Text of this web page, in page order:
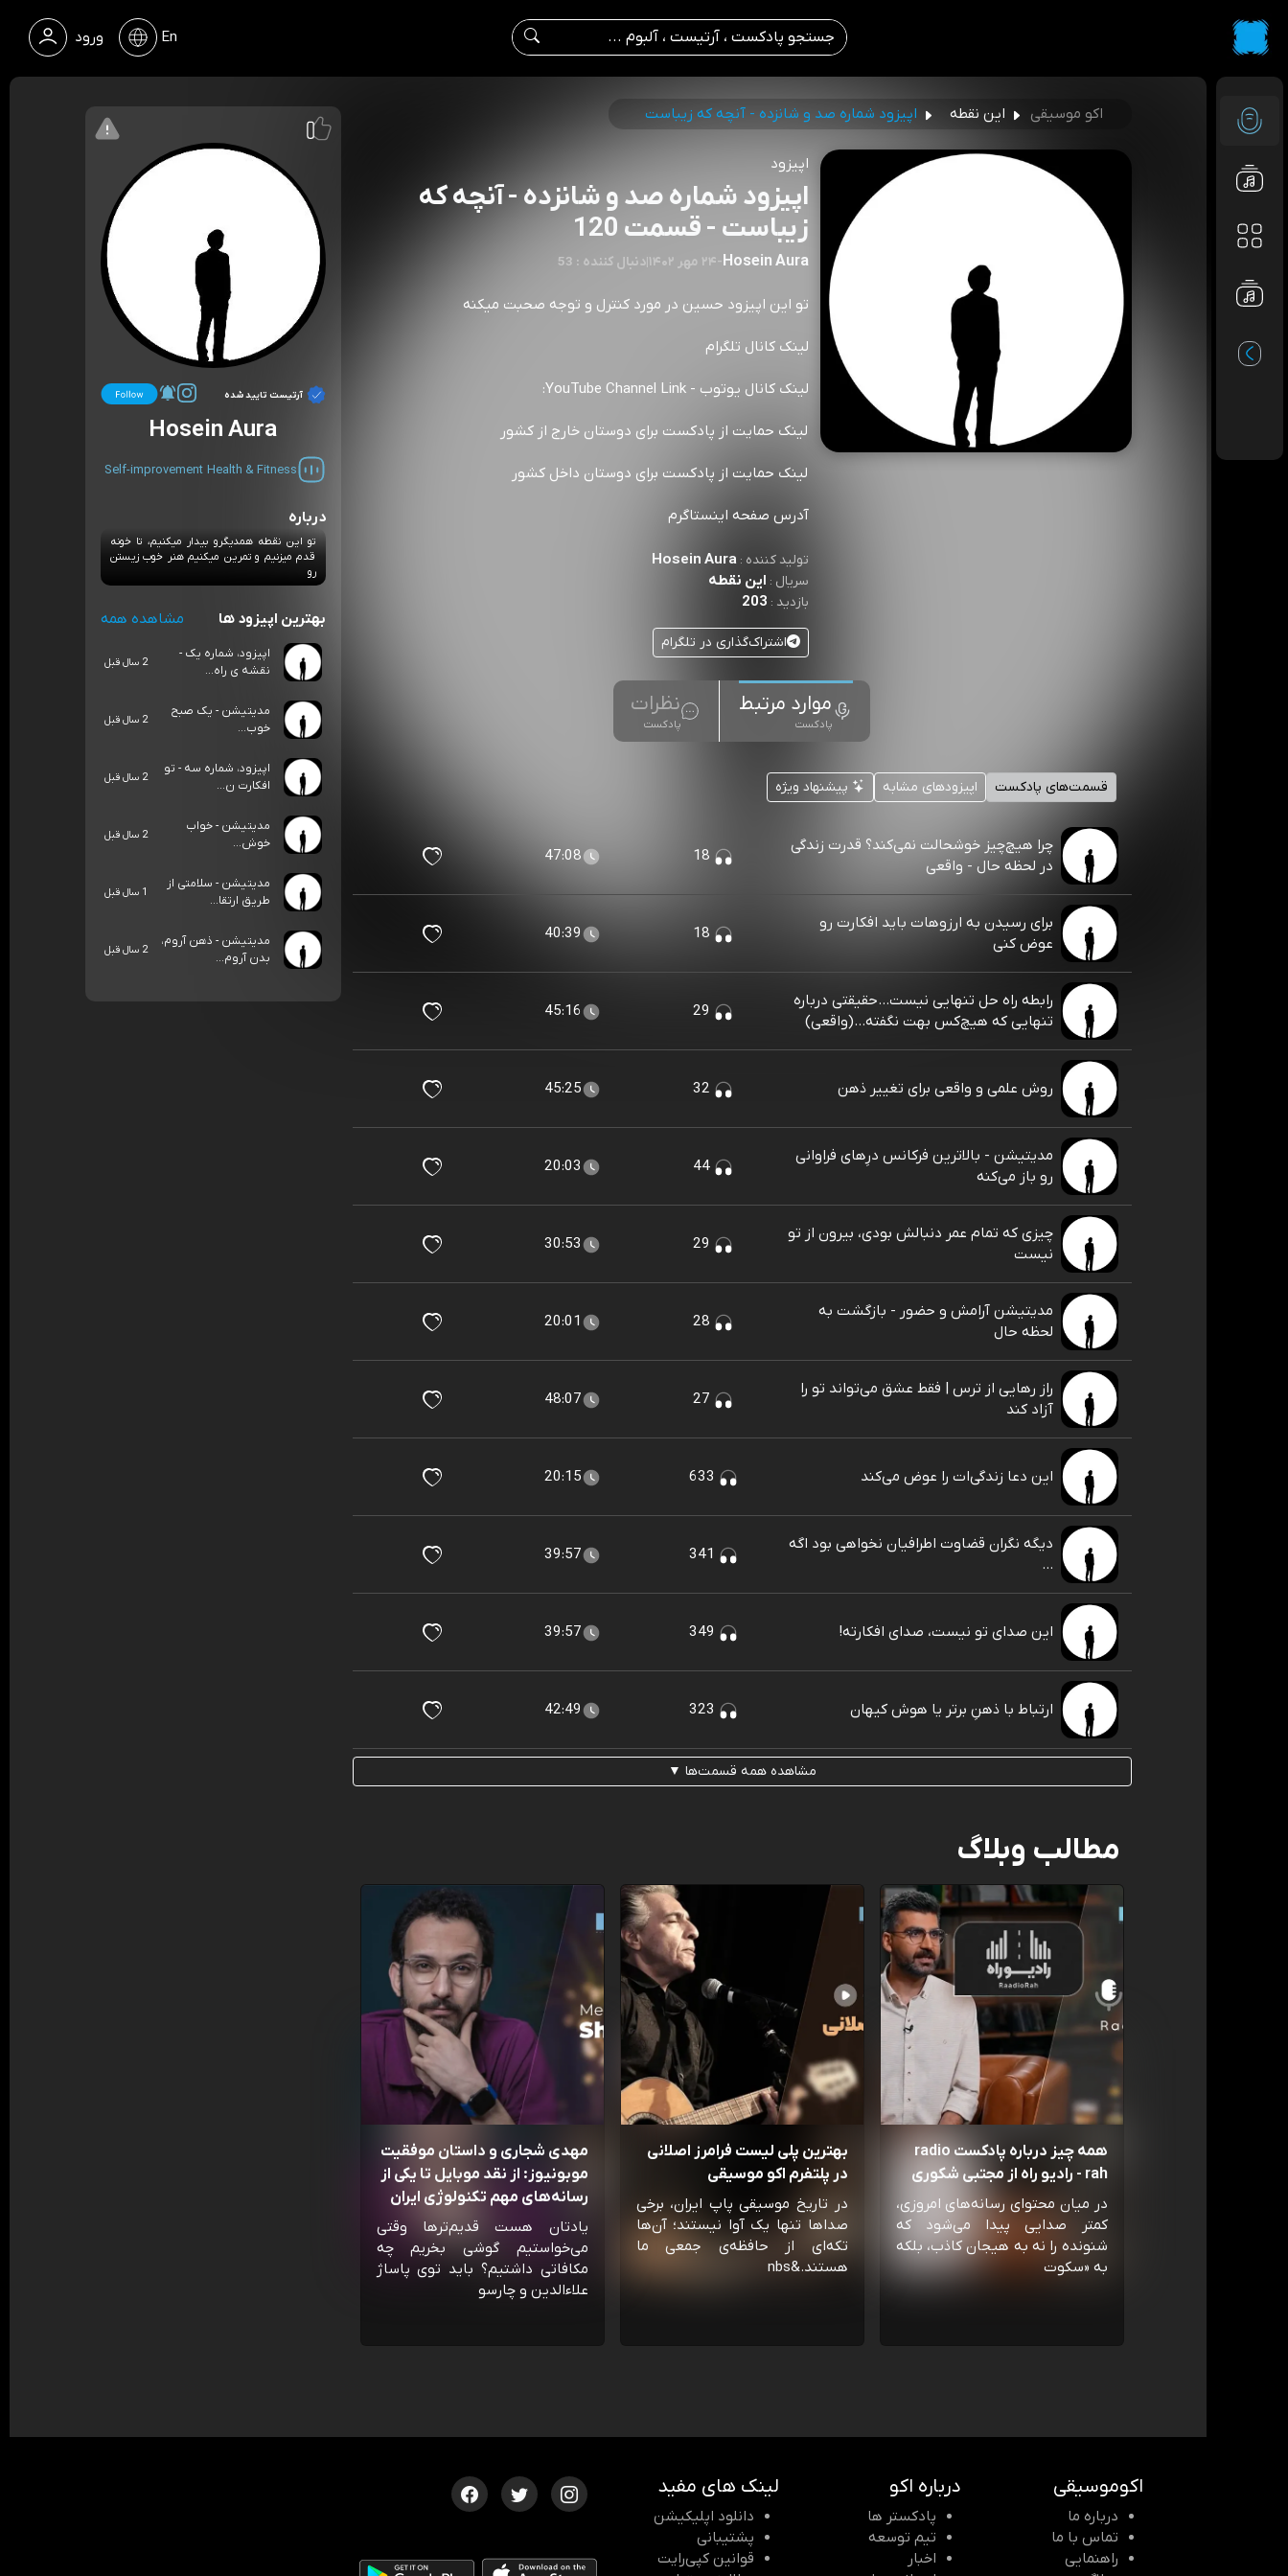
ورود En
اکو موسیقی این نقطه اپیزود شماره صد و شانزده - آنچه که زیباست
اپیزود
اپیزود شماره صد و شانزده - آنچه که
زیباست - قسمت 120
Hosein Aura
-۲۴ مهر ۱۴۰۲ |53 : دنبال کننده
تو این اپیزود حسین در مورد کنترل و توجه صحبت میکنه
لینک کانال تلگرام
لینک کانال یوتوب - YouTube Channel Link:
لینک حمایت از پادکست برای دوستان خارج از کشور
لینک حمایت از پادکست برای دوستان داخل کشور
آدرس صفحه اینستاگرم
تولید کننده :Hosein Aura
سریال : این نقطه
بازدید : 203
اشتراک‌گذاری در تلگرام
موارد مرتبط
پادکست
نظرات
پادکست
قسمت‌های پادکست اپیزودهای مشابه پیشنهاد ویژه
چرا هیچ‌چیز خوشحالت نمی‌کند؟ قدرت زندگی
در لحظه حال - واقعی
47:08
برای رسیدن به ارزوهات باید افکارت رو
عوض کنی
40:39
رابطه راه حل تنهایی نیست...حقیقتی درباره
تنهایی که هیچ‌کس بهت نگفته…(واقعی)
45:16
روش علمی و واقعی برای تغییر ذهن 45:25
مدیتیشن - بالاترین فرکانس درِهای فراوانی
رو باز می‌کنه
20:03
چیزی که تمام عمر دنبالش بودی، بیرون از تو
نیست
30:53
مدیتیشن آرامش و حضور - بازگشت به
لحظه حال
20:01
راز رهایی از ترس | فقط عشق می‌تواند تو را
آزاد کند
48:07
این دعا زندگی‌ات را عوض می‌کند 20:15
دیگه نگران قضاوت اطرافیان نخواهی بود اگه
...
39:57
این صدای تو نیست، صدای افکارته! 39:57
ارتباط با ذهنِ برتر یا هوش کیهان 42:49
مشاهده همه قسمت‌ها ▼
مطالب وبلاگ
همه چیز درباره پادکست radio
rah - رادیو راه از مجتبی شکوری
در میان محتوای رسانه‌های امروزی،
کمتر صدایی پیدا می‌شود که
شنونده را نه به هیجان کاذب، بلکه
به «سکوت
بهترین پلی لیست فرامرز اصلانی
در پلتفرم اکو موسیقی
در تاریخ موسیقی پاپ ایران، برخی
صداها تنها یک آوا نیستند؛ آن‌ها
تکه‌ای از حافظه‌ی جمعی ما
هستند.&nbs
مهدی شجاری و داستان موفقیت
موبونیوز: از نقد موبایل تا یکی از
رسانه‌‌های مهم تکنولوژی ایران
یادتان هست قدیم‌ترها وقتی
می‌خواستیم گوشی بخریم چه
مکافاتی داشتیم؟ باید توی پاساژ
علاءالدین و چارسو
آرتیست تایید شده
Hosein Aura
Health & Fitness
Self-improvement
درباره
تو این نقطه همدیگرو بیدار میکنیم، تا خونه
قدم میزنیم و تمرین میکنیم هنر خوب زیستن
رو
بهترین اپیزود ها مشاهده همه
اپیزود، شماره یک -
نقشه ی راه...
2 سال قبل
مدیتیشن - یک صبح
خوب...
2 سال قبل
اپیزود، شماره سه - تو
افکارت ن...
2 سال قبل
مدیتیشن - خواب
خوش...
2 سال قبل
مدیتیشن - سلامتی از
طریق ارتقا...
1 سال قبل
مدیتیشن - ذهن آروم،
بدن آروم...
2 سال قبل
اکوموسیقی
درباره ما
تماس با ما
راهنمایی
درباره اکو
پادکستر ها
تیم توسعه
اخبار
لینک های مفید
دانلود اپلیکیشن
پشتیبانی
قوانین کپی‌رایت